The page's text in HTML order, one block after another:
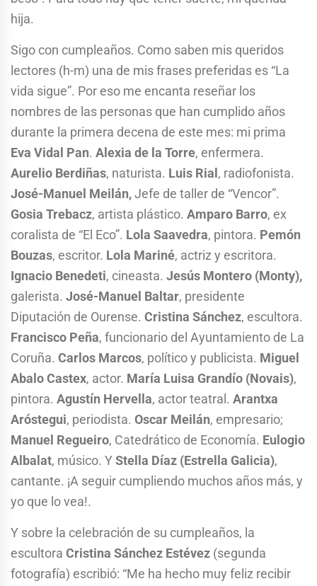
hija.
Sigo con cumpleaños. Como saben mis queridos
lectores (h-m) una de mis frases preferidas es “La
vida sigue”. Por eso me encanta reseñar los
nombres de las personas que han cumplido años
durante la primera decena de este mes: mi prima
Eva Vidal Pan. Alexia de la Torre, enfermera.
Aurelio Berdiñas, naturista. Luis Rial , radiofonista.
José-Manuel Meilán,Jefe de taller de “Vencor”.
Gosia Trebacz, artista plástico. Amparo Barro, ex
coralista de “El Eco”. Lola Saavedra, pintora. Pemón
Bouzas, escritor. Lola Mariné, actriz y escritora.
Ignacio Benedeti, cineasta. Jesús Montero (Monty),
galerista. José-Manuel Baltar, presidente
Diputación de Ourense. Cristina Sánchez, escultora.
Francisco Peña, funcionario del Ayuntamiento de La
Coruña. Carlos Marcos, político y publicista. Miguel
Abalo Castex, actor. María Luisa Grandío (Novais),
pintora. Agustín Hervella, actor teatral. Arantxa
Aróstegui, periodista. Oscar Meilán, empresario;
Manuel Regueiro, Catedrático de Economía. Eulogio
Albalat, músico. YStella Díaz (Estrella Galicia),
cantante. ¡A seguir cumpliendo muchos años más, y
yo que lo vea!.
Y sobre la celebración de su cumpleaños, la
escultora Cristina Sánchez Estévez (segunda
fotografía) escribió: “Me ha hecho muy feliz recibir